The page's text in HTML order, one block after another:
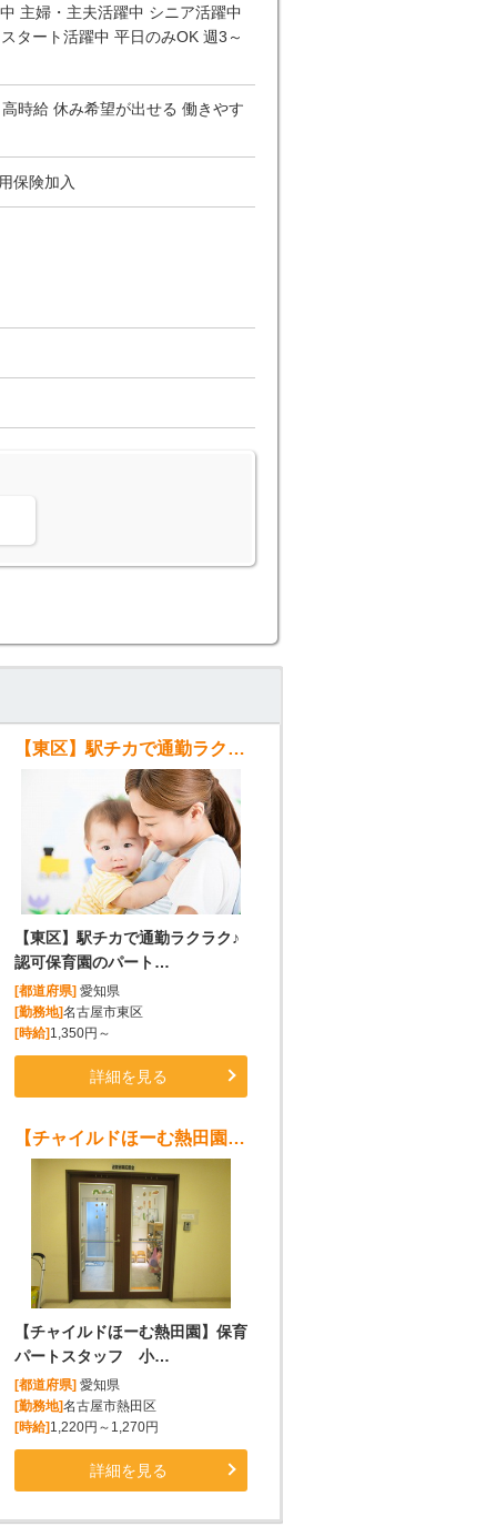
主婦・主夫活躍中 シニア活躍中
タート活躍中 平日のみOK 週3～
時給 休み希望が出せる 働きやす
保険加入
【東区】駅チカで通勤ラクラク♪認可保育園のパート保育士募集
【東区】駅チカで通勤ラクラク♪
認可保育園のパート…
[都道府県] 愛知県
[勤務地]名古屋市東区
[時給]1,350円～
詳細を見る
【チャイルドほーむ熱田園】保育パートスタッフ 小規模保育園(8:45~16:45)
【チャイルドほーむ熱田園】保育
パートスタッフ 小…
[都道府県] 愛知県
[勤務地]名古屋市熱田区
[時給] 1,220円～1,270円
詳細を見る